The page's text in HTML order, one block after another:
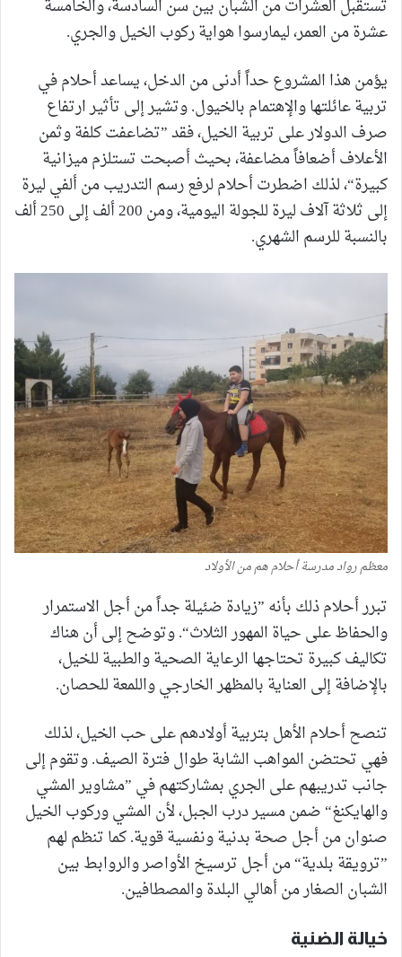
تستقبل العشرات من الشبان بين سن السادسة، والخامسة
عشرة من العمر، ليمارسوا هواية ركوب الخيل والجري.
يؤمن هذا المشروع حداً أدنى من الدخل، يساعد أحلام في
تربية عائلتها والإهتمام بالخيول. وتشير إلى تأثير ارتفاع
صرف الدولار على تربية الخيل، فقد ”تضاعفت كلفة وثمن
الأعلاف أضعافاً مضاعفة، بحيث أصبحت تستلزم ميزانية
كبيرة“، لذلك اضطرت أحلام لرفع رسم التدريب من ألفي ليرة
إلى ثلاثة آلاف ليرة للجولة اليومية، ومن 200 ألف إلى 250 ألف
بالنسبة للرسم الشهري.
معظم رواد مدرسة أحلام هم من الأولاد
تبرر أحلام ذلك بأنه ”زيادة ضئيلة جداً من أجل الاستمرار
والحفاظ على حياة المهور الثلاث“. وتوضح إلى أن هناك
تكاليف كبيرة تحتاجها الرعاية الصحية والطبية للخيل،
بالإضافة إلى العناية بالمظهر الخارجي واللمعة للحصان.
تنصح أحلام الأهل بتربية أولادهم على حب الخيل، لذلك
فهي تحتضن المواهب الشابة طوال فترة الصيف. وتقوم إلى
جانب تدريبهم على الجري بمشاركتهم في ”مشاوير المشي
والهايكنغ“ ضمن مسير درب الجبل، لأن المشي وركوب الخيل
صنوان من أجل صحة بدنية ونفسية قوية. كما تنظم لهم
”ترويقة بلدية“ من أجل ترسيخ الأواصر والروابط بين
الشبان الصغار من أهالي البلدة والمصطافين.
خيالة الضنية